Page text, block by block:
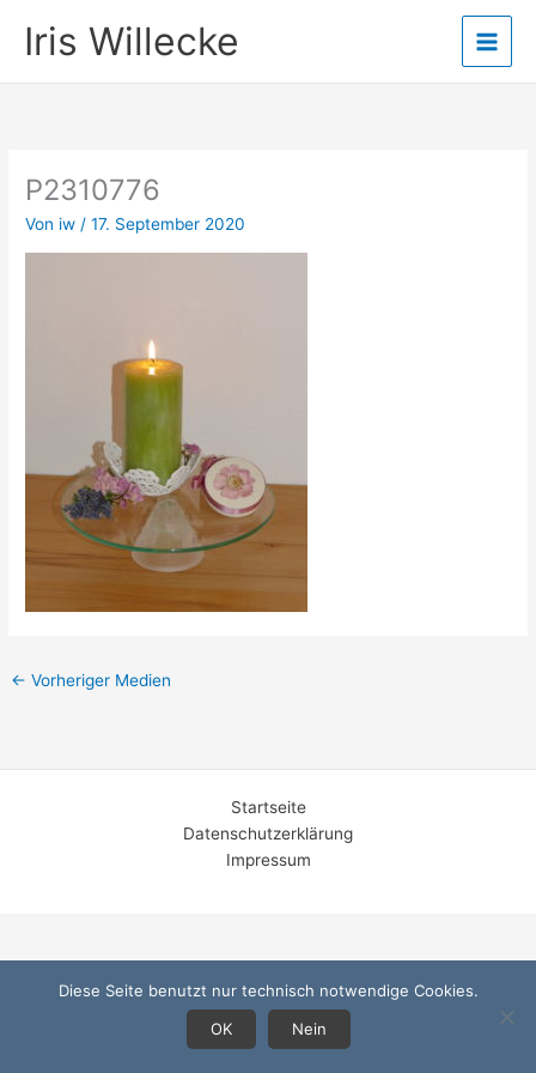
InhaltIris Willecke
P2310776
Von iw /17. September 2020
← Vorheriger Medien
Startseite
Datenschutzerklärung
Impressum
Diese Seite benutzt nur technisch notwendige Cookies.
OK
Nein